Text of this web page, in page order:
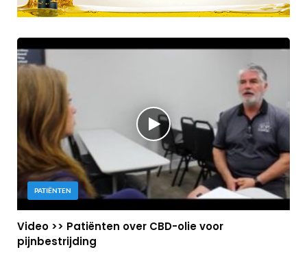
PATIËNTEN
Video >> Patiënten over CBD-olie voor
pijnbestrijding